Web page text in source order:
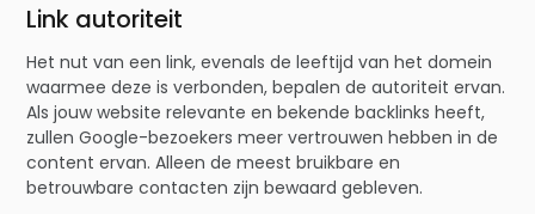
Link autoriteit
Het nut van een link, evenals de leeftijd van het domein
waarmee deze is verbonden, bepalen de autoriteit ervan.
Als jouw website relevante en bekende backlinks heeft,
zullen Google-bezoekers meer vertrouwen hebben in de
content ervan. Alleen de meest bruikbare en
betrouwbare contacten zijn bewaard gebleven.